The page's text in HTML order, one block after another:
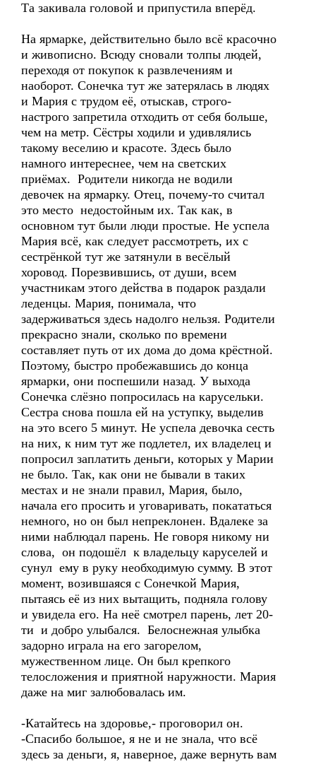
Та закивала головой и припустила вперёд.
На ярмарке, действительно было всё красочно
и живописно. Всюду сновали толпы людей,
переходя от покупок к развлечениям и
наоборот. Сонечка тут же затерялась в людях
и Мария с трудом её, отыскав, строго-
настрого запретила отходить от себя больше,
чем на метр. Сёстры ходили и удивлялись
такому веселию и красоте. Здесь было
намного интереснее, чем на светских
приёмах. Родители никогда не водили
девочек на ярмарку. Отец, почему-то считал
это место недостойным их. Так как, в
основном тут были люди простые. Не успела
Мария всё, как следует рассмотреть, их с
сестрёнкой тут же затянули в весёлый
хоровод. Порезвившись, от души, всем
участникам этого действа в подарок раздали
леденцы. Мария, понимала, что
задерживаться здесь надолго нельзя. Родители
прекрасно знали, сколько по времени
составляет путь от их дома до дома крёстной.
Поэтому, быстро пробежавшись до конца
ярмарки, они поспешили назад. У выхода
Сонечка слёзно попросилась на карусельки.
Сестра снова пошла ей на уступку, выделив
на это всего 5 минут. Не успела девочка сесть
на них, к ним тут же подлетел, их владелец и
попросил заплатить деньги, которых у Марии
не было. Так, как они не бывали в таких
местах и не знали правил, Мария, было,
начала его просить и уговаривать, покататься
немного, но он был непреклонен. Вдалеке за
ними наблюдал парень. Не говоря никому ни
слова, он подошёл к владельцу каруселей и
сунул ему в руку необходимую сумму. В этот
момент, возившаяся с Сонечкой Мария,
пытаясь её из них вытащить, подняла голову
и увидела его. На неё смотрел парень, лет 20-
ти и добро улыбался. Белоснежная улыбка
задорно играла на его загорелом,
мужественном лице. Он был крепкого
телосложения и приятной наружности. Мария
даже на миг залюбовалась им.
-Катайтесь на здоровье,- проговорил он.
-Спасибо большое, я не и не знала, что всё
здесь за деньги, я, наверное, даже вернуть вам